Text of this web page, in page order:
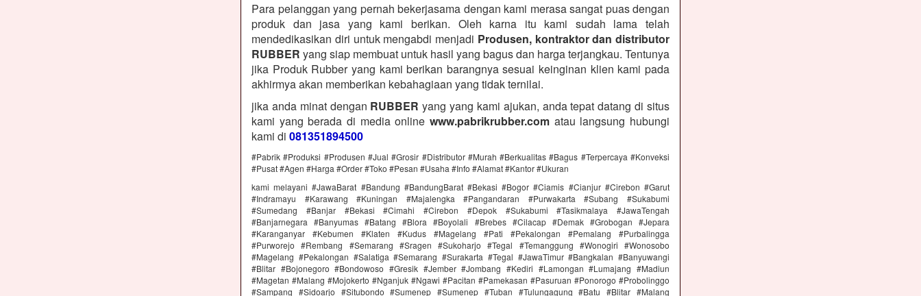
Para pelanggan yang pernah bekerjasama dengan kami merasa sangat puas dengan
produk dan jasa yang kami berikan. Oleh karna itu kami sudah lama telah
mendedikasikan diri untuk mengabdi menjadi Produsen, kontraktor dan distributor
RUBBER yang siap membuat untuk hasil yang bagus dan harga terjangkau. Tentunya
jika Produk Rubber yang kami berikan barangnya sesuai keinginan klien kami pada
akhirmya akan memberikan kebahagiaan yang tidak ternilai.
jika anda minat dengan RUBBER yang yang kami ajukan, anda tepat datang di situs
kami yang berada di media online www.pabrikrubber.com atau langsung hubungi
kami di 081351894500
#Pabrik #Produksi #Produsen #Jual #Grosir #Distributor #Murah #Berkualitas #Bagus #Terpercaya #Konveksi
#Pusat #Agen #Harga #Order #Toko #Pesan #Usaha #Info #Alamat #Kantor #Ukuran
kami melayani #JawaBarat #Bandung #BandungBarat #Bekasi #Bogor #Ciamis #Cianjur #Cirebon #Garut
#Indramayu #Karawang #Kuningan #Majalengka #Pangandaran #Purwakarta #Subang #Sukabumi
#Sumedang #Banjar #Bekasi #Cimahi #Cirebon #Depok #Sukabumi #Tasikmalaya #JawaTengah
#Banjarnegara #Banyumas #Batang #Blora #Boyolali #Brebes #Cilacap #Demak #Grobogan #Jepara
#Karanganyar #Kebumen #Klaten #Kudus #Magelang #Pati #Pekalongan #Pemalang #Purbalingga
#Purworejo #Rembang #Semarang #Sragen #Sukoharjo #Tegal #Temanggung #Wonogiri #Wonosobo
#Magelang #Pekalongan #Salatiga #Semarang #Surakarta #Tegal #JawaTimur #Bangkalan #Banyuwangi
#Blitar #Bojonegoro #Bondowoso #Gresik #Jember #Jombang #Kediri #Lamongan #Lumajang #Madiun
#Magetan #Malang #Mojokerto #Nganjuk #Ngawi #Pacitan #Pamekasan #Pasuruan #Ponorogo #Probolinggo
#Sampang #Sidoarjo #Situbondo #Sumenep #Sumenep #Tuban #Tulungagung #Batu #Blitar #Malang